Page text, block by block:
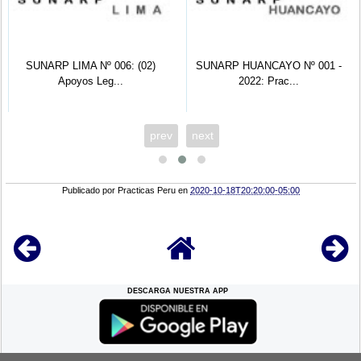
SUNARP LIMA Nº 006: (02)
Apoyos Leg...
SUNARP HUANCAYO Nº 001 -
2022: Prac...
prev next
Publicado porPracticas Peru en2020-10-18T20:20:00-05:00
DESCARGA NUESTRA APP